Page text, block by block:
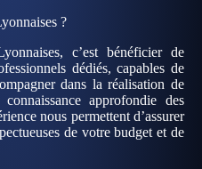
?
c’est bénéficier de
dédiés, capables de
dans la réalisation de
approfondie des
nous permettent d’assurer
de votre budget et de